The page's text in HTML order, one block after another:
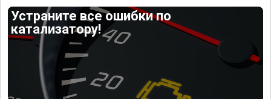
Устраните все ошибки по
катализатору!